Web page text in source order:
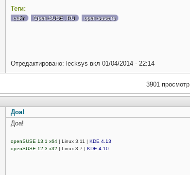
Теги:
сайт Open-SUSE . RU open-suse.ru
Отредактировано: lecksys вкл 01/04/2014 - 22:14
3901 просмотр
Доа!
Доа!
openSUSE 13.1 x64 | Linux 3.11 | KDE 4.13
openSUSE 12.3 x32 | Linux 3.7 | KDE 4.10